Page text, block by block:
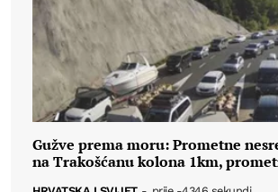
Gužve prema moru: Prometne
na Trakošćanu kolona 1km,